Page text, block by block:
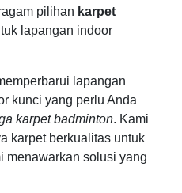
pilihan karpet
lapangan indoor
lapangan
kunci yang perlu Anda
karpet badminton. Kami
karpet berkualitas untuk
menawarkan solusi yang